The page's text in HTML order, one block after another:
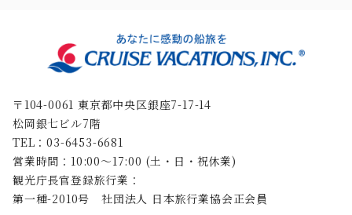
〒104-0061 東京都中央区銀座7-17-14
松岡銀七ビル7階
TEL：03-6453-6681
営業時間：10:00〜17:00 (土・日・祝休業)
観光庁長官登録旅行業：
第一種-2010号 社団法人 日本旅行業協会正会員